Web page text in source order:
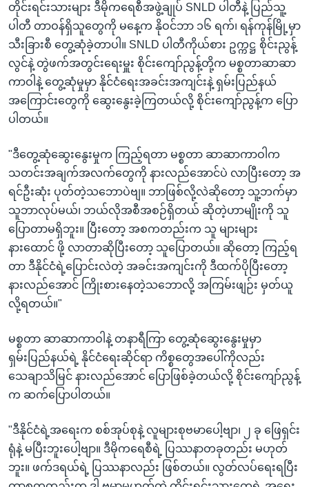
တိုင်းရင်းသားများ ဒီမိုကရေစီအဖွဲ့ချုပ် SNLD ပါတီနဲ့ ပြည်သူ့
ပါတီ တာဝန်ရှိသူတွေကို မနေ့က နိုဝင်ဘာ ၁၆ ရက်၊ ရန်ကုန်မြို့မှာ
သီးခြားစီ တွေ့ဆုံခဲ့တာပါ။ SNLD ပါတီကိုယ်စား ဥက္ကဋ္ဌ စိုင်းညွန့်
လွင်နဲ့ တွဲဖက်အတွင်းရေးမှူး စိုင်းကျော်ညွန့်တို့က မစ္စတာဆာဆာ
ကာဝါနဲ့ တွေ့ဆုံမှုမှာ နိုင်ငံရေးအခင်းအကျင်းနဲ့ ရှမ်းပြည်နယ်
အကြောင်းတွေကို ဆွေးနွေးခဲ့ကြတယ်လို့ စိုင်းကျော်ညွန့်က ပြော
ပါတယ်။
"ဒီတွေ့ဆုံဆွေးနွေးမှုက ကြည့်ရတာ မစ္စတာ ဆာဆာကာဝါက
သတင်းအချက်အလက်တွေကို နားလည်အောင်ပဲ လာပြီးတော့ အ
ရင်ဦးဆုံး ပုတ်တဲ့သဘောပဲဗျ။ ဘာဖြစ်လို့လဲဆိုတော့ သူ့ဘက်မှာ
သူဘာလုပ်မယ်၊ ဘယ်လိုအစီအစဉ်ရှိတယ် ဆိုတဲ့ဟာမျိုးကို သူ
ပြောတာမရှိဘူး။ ပြီးတော့ အစကတည်းက သူ များများ
နားထောင် ဖို့ လာတာဆိုပြီးတော့ သူပြောတယ်။ ဆိုတော့ ကြည့်ရ
တာ ဒီနိုင်ငံရဲ့ပြောင်းလဲတဲ့ အခင်းအကျင်းကို ဒီထက်ပိုပြီးတော့
နားလည်အောင် ကြိုးစားနေတဲ့သဘောလို့ အကြမ်းဖျဉ်း မှတ်ယူ
လို့ရတယ်။"
မစ္စတာ ဆာဆာကာဝါနဲ့ တနာရီကြာ တွေ့ဆုံဆွေးနွေးမှုမှာ
ရှမ်းပြည်နယ်ရဲ့ နိုင်ငံရေးဆိုင်ရာ ကိစ္စတွေအပေါ်ကိုလည်း
သေချာသိမြင် နားလည်အောင် ပြောဖြစ်ခဲ့တယ်လို့ စိုင်းကျော်ညွန့်
က ဆက်ပြောပါတယ်။
"ဒီနိုင်ငံရဲ့အရေးက စစ်အုပ်စုနဲ့ လူများစုဗမာပေါ့ဗျာ၊ ၂ ခု ဖြေရှင်း
ရုံနဲ့ မပြီးဘူးပေါ့ဗျာ။ ဒီမိုကရေစီရဲ့ ပြဿနာတခုတည်း မဟုတ်
ဘူး။ ဖက်ဒရယ်ရဲ့ ပြဿနာလည်း ဖြစ်တယ်။ လွတ်လပ်ရေးရပြီး